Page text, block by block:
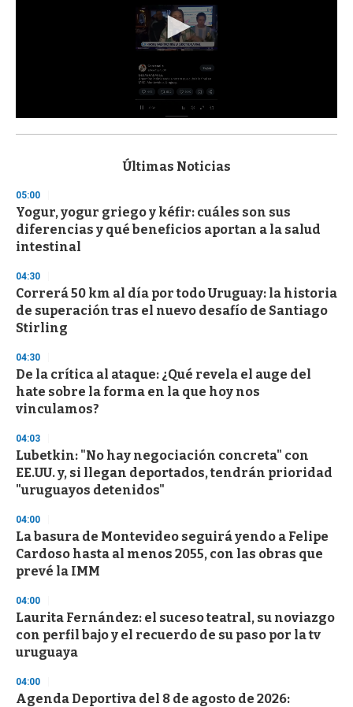
s
d
s
o
f
3
s
e
c
o
n
Últimas Noticias
05:00
Yogur, yogur griego y kéfir: cuáles son sus
diferencias y qué beneficios aportan a la salud
intestinal
04:30
Correrá 50 km al día por todo Uruguay: la historia
de superación tras el nuevo desafío de Santiago
Stirling
04:30
De la crítica al ataque: ¿Qué revela el auge del
hate sobre la forma en la que hoy nos
vinculamos?
04:03
Lubetkin: "No hay negociación concreta" con
EE.UU. y, si llegan deportados, tendrán prioridad
"uruguayos detenidos"
04:00
La basura de Montevideo seguirá yendo a Felipe
Cardoso hasta al menos 2055, con las obras que
prevé la IMM
04:00
Laurita Fernández: el suceso teatral, su noviazgo
con perfil bajo y el recuerdo de su paso por la tv
uruguaya
04:00
Agenda Deportiva del 8 de agosto de 2026: